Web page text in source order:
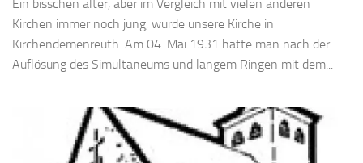
Ein bisschen älter, aber im Vergleich mit vielen anderen
Kirchen immer noch jung, wurde unsere Kirche in
Kirchendemenreuth. Am 04. Mai 1931 hatte man nach der
Auflösung des Simultaneums und langem Ringen mit dem...